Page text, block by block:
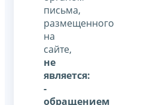
письма,
размещенного
на
сайте,
не
является:
-
обращением